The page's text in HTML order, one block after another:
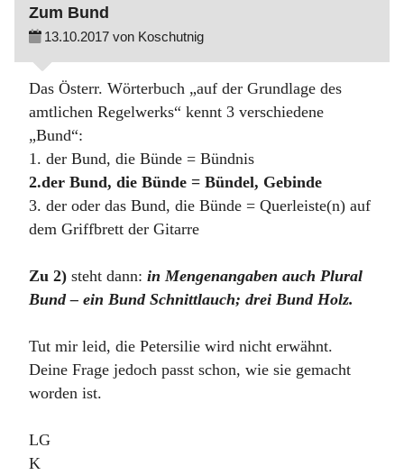
Zum Bund
13.10.2017 von Koschutnig
Das Österr. Wörterbuch „auf der Grundlage des
amtlichen Regelwerks“ kennt 3 verschiedene
„Bund“:
1. der Bund, die Bünde = Bündnis
2.der Bund, die Bünde = Bündel, Gebinde
3. der oder das Bund, die Bünde = Querleiste(n) auf
dem Griffbrett der Gitarre
Zu 2) steht dann: in Mengenangaben auch Plural
Bund – ein Bund Schnittlauch; drei Bund Holz.
Tut mir leid, die Petersilie wird nicht erwähnt.
Deine Frage jedoch passt schon, wie sie gemacht
worden ist.
LG
K